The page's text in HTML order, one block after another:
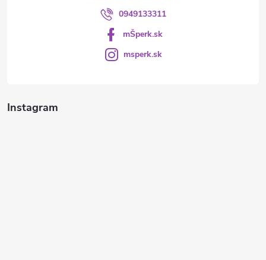
Instagram
0949133311
mŠperk.sk
msperk.sk